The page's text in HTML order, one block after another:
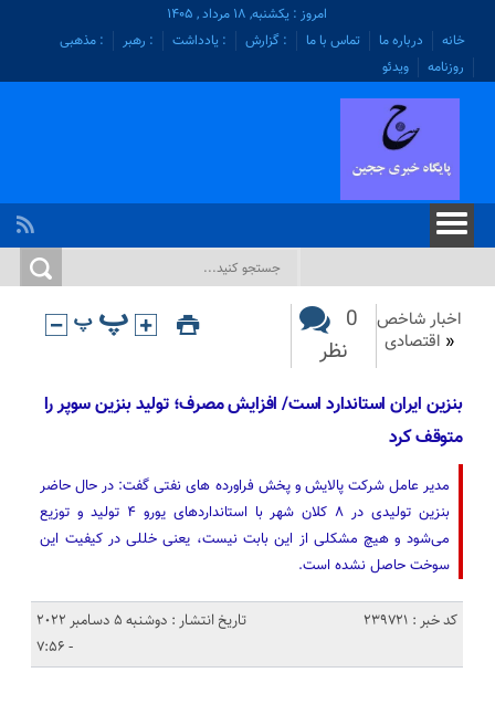
امروز : یکشنبه, ۱۸ مرداد , ۱۴۰۵
خانه
درباره ما تماس با ما : گزارش : یادداشت : رهبر
: مذهبی
روزنامه
ویدئو
اخبار شاخص
« اقتصادی
0
نظر
بنزین ایران استاندارد است/ افزایش مصرف؛ تولید بنزین سوپر را
متوقف کرد
مدیر عامل شرکت پالایش و پخش فراورده های نفتی گفت: در حال حاضر
بنزین تولیدی در ۸ کلان شهر با استانداردهای یورو ۴ تولید و توزیع
می‌شود و هیچ مشکلی از این بابت نیست، یعنی خللی در کیفیت این
سوخت حاصل نشده است.
کد خبر : 239721
تاریخ انتشار : دوشنبه 5 دسامبر 2022
- 7:56